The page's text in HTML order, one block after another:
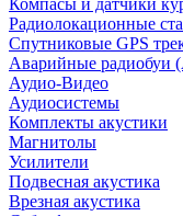
Компасы и датчики
Радиолокационные
Спутниковые GPS
Аварийные радиобуи
Аудио-Видео
Аудиосистемы
Комплекты акустики
Магнитолы
Усилители
Подвесная акустика
Врезная акустика